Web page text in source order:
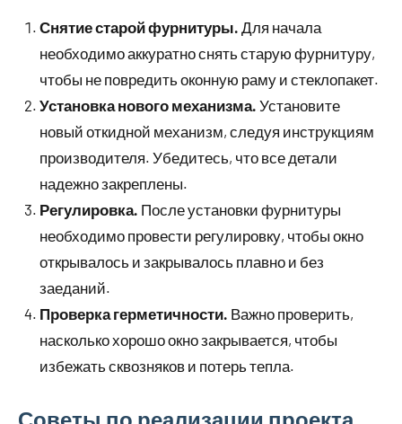
Снятие старой фурнитуры. Для начала
необходимо аккуратно снять старую фурнитуру,
чтобы не повредить оконную раму и стеклопакет.
Установка нового механизма. Установите
новый откидной механизм, следуя инструкциям
производителя. Убедитесь, что все детали
надежно закреплены.
Регулировка. После установки фурнитуры
необходимо провести регулировку, чтобы окно
открывалось и закрывалось плавно и без
заеданий.
Проверка герметичности. Важно проверить,
насколько хорошо окно закрывается, чтобы
избежать сквозняков и потерь тепла.
Советы по реализации проекта